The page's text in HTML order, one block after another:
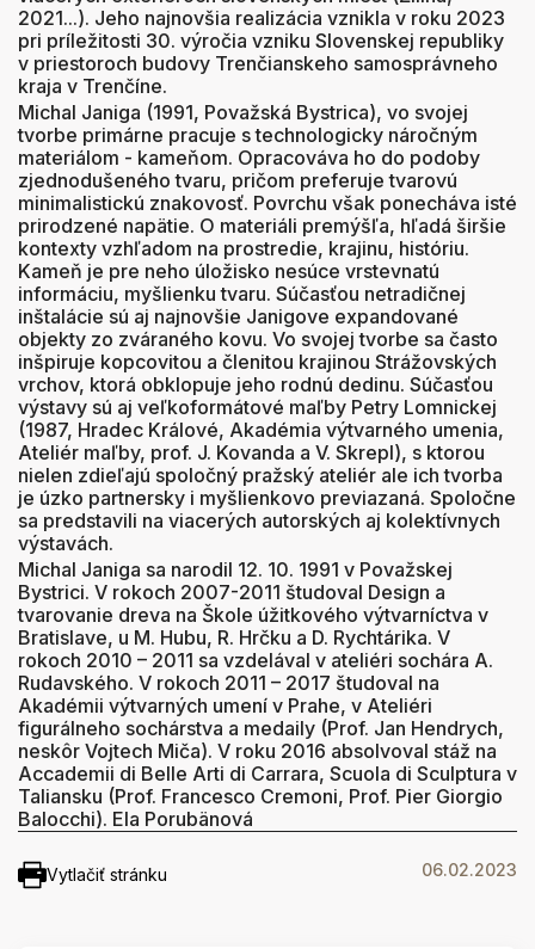
2021...). Jeho najnovšia realizácia vznikla v roku 2023
pri príležitosti 30. výročia vzniku Slovenskej republiky
v priestoroch budovy Trenčianskeho samosprávneho
kraja v Trenčíne.
Michal Janiga (1991, Považská Bystrica), vo svojej
tvorbe primárne pracuje s technologicky náročným
materiálom - kameňom. Opracováva ho do podoby
zjednodušeného tvaru, pričom preferuje tvarovú
minimalistickú znakovosť. Povrchu však ponecháva isté
prirodzené napätie. O materiáli premýšľa, hľadá širšie
kontexty vzhľadom na prostredie, krajinu, históriu.
Kameň je pre neho úložisko nesúce vrstevnatú
informáciu, myšlienku tvaru. Súčasťou netradičnej
inštalácie sú aj najnovšie Janigove expandované
objekty zo zváraného kovu. Vo svojej tvorbe sa často
inšpiruje kopcovitou a členitou krajinou Strážovských
vrchov, ktorá obklopuje jeho rodnú dedinu. Súčasťou
výstavy sú aj veľkoformátové maľby Petry Lomnickej
(1987, Hradec Králové, Akadémia výtvarného umenia,
Ateliér maľby, prof. J. Kovanda a V. Skrepl), s ktorou
nielen zdieľajú spoločný pražský ateliér ale ich tvorba
je úzko partnersky i myšlienkovo previazaná. Spoločne
sa predstavili na viacerých autorských aj kolektívnych
výstavách.
Michal Janiga sa narodil 12. 10. 1991 v Považskej
Bystrici. V rokoch 2007-2011 študoval Design a
tvarovanie dreva na Škole úžitkového výtvarníctva v
Bratislave, u M. Hubu, R. Hrčku a D. Rychtárika. V
rokoch 2010 – 2011 sa vzdelával v ateliéri sochára A.
Rudavského. V rokoch 2011 – 2017 študoval na
Akadémii výtvarných umení v Prahe, v Ateliéri
figurálneho sochárstva a medaily (Prof. Jan Hendrych,
neskôr Vojtech Miča). V roku 2016 absolvoval stáž na
Accademii di Belle Arti di Carrara, Scuola di Sculptura v
Taliansku (Prof. Francesco Cremoni, Prof. Pier Giorgio
Balocchi). Ela Porubänová
Vytlačiť stránku 06.02.2023